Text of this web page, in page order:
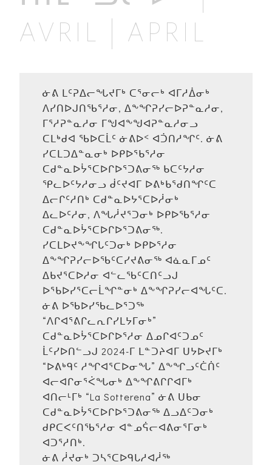
AVRIL | APRIL
ᓃᕕ ᒪᑦᕈᐃᓕᖓᔪᒥᒃ ᑕᕐᓂᓕᒃ ᐊᒥᓱᐄᓂᒃ
ᐱᓯᑎᐅᒍᑎᖃᕐᓱᓂ, ᐃᖕᖏᕈᓯᓕᐅᕈᓐᓇᓱᓂ,
ᒥᕐᓱᕈᓐᓇᓱᓂ ᒥᖑᐊᖕᖑᐊᕈᓐᓇᓱᓂᓗ
ᑕᒪᒃᑯᐊ ᖃᐅᑕᒫᑦ ᓃᕕᐅᑉ ᐊᑑᑎᓱᖏᑦ. ᓃᕕ
ᓯᑕᒪᑐᐃᓐᓇᓂᒃ ᐅᑭᐅᕐᑲᕐᓱᓂ
ᑕᑯᓐᓇᐅᔮᕐᑕᐅᒋᐅᕐᑐᕕᓂᖅ ᑲᑕᑦᔭᓱᓂ
ᕿᓚᐅᑦᔭᓱᓂᓗ ᑰᑦᔪᐊᒥ ᐅᕕᒃᑲᕐᑯᑎᖏᑦᑕ
ᐃᓕᒋᑦᓱᑎᒃ ᑕᑯᓐᓇᐅᔭᕐᑕᐅᓲᓂᒃ
ᐃᓚᐅᑦᓱᓂ, ᐱᖓᓲᔪᕐᑐᓂᒃ ᐅᑭᐅᖃᕐᓱᓂ
ᑕᑯᓐᓇᐅᔮᕐᑕᐅᒋᐅᕐᑐᕕᓂᖅ.
ᓯᑕᒪᐅᔪᖕᖏᒐᑦᑐᓂᒃ ᐅᑭᐅᕐᓱᓂ
ᐃᖕᖏᕈᓯᓕᐅᖃᑦᑕᓯᔪᕕᓂᖅ ᐊᓈᓇᒥᓄᑦ
ᐃᑲᔪᕐᑕᐅᓱᓂ ᐊᓪᓚᖃᑦᑕᑎᑦᓗᒍ
ᐅᕐᑲᐅᓯᕐᑕᓕᒫᖏᓐᓂᒃ ᐃᖕᖏᕈᓯᓕᐊᖓᑦᑕ.
ᓃᕕ ᐅᖃᐅᓯᖃᓚᐅᕐᑐᖅ
“ᐱᒋᐊᕐᕕᒋᓚᕆᒋᓯᒪᔭᒥᓂᒃ”
ᑕᑯᓐᓇᐅᔮᕐᑕᐅᒋᐅᕐᓱᓂ ᐃᓄᒋᐊᑦᑐᓄᑦ
ᒫᑦᓯᐅᑎᓪᓗᒍ 2024-ᒥ ᒪᓐᑐᔨᐊᒥ ᑌᔭᐅᔪᒥᒃ
“ᐅᕕᒃᑫᑦ ᓱᖏᐊᕐᑕᐅᓂᖓ” ᐃᖕᖏᓗᑦᑖᑏᑦ
ᐊᓕᐊᒋᓂᕐᐹᖓᓂᒃ ᐃᖕᖏᕕᒋᒋᐊᒥᒃ
ᐊᑎᓕᒻᒥᒃ “La Sotterena” ᓃᕕ ᑌᑲᓂ
ᑕᑯᓐᓇᐅᔮᕐᑕᐅᒋᐅᕐᑐᕕᓂᖅ ᐃᓗᐃᑦᑐᓂᒃ
ᑯᑭᑕᐸᑦᑎᖃᕐᓱᓂ ᐊᓐᓄᕌᓕᐊᕕᓂᕐᒥᓂᒃ
ᐊᑐᕐᓱᑎᒃ.
ᓃᕕ ᓲᔪᓂᒃ ᑐᓴᕐᑕᐅᑫᒐᓱᐊᓲᖅ